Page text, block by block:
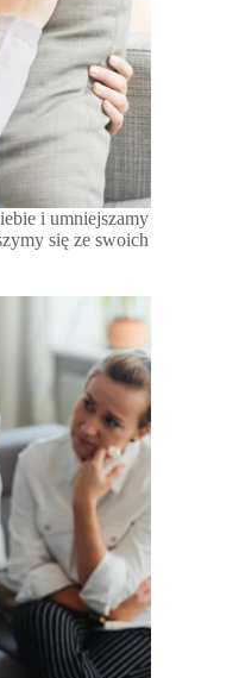
i umniejszamy
się ze swoich